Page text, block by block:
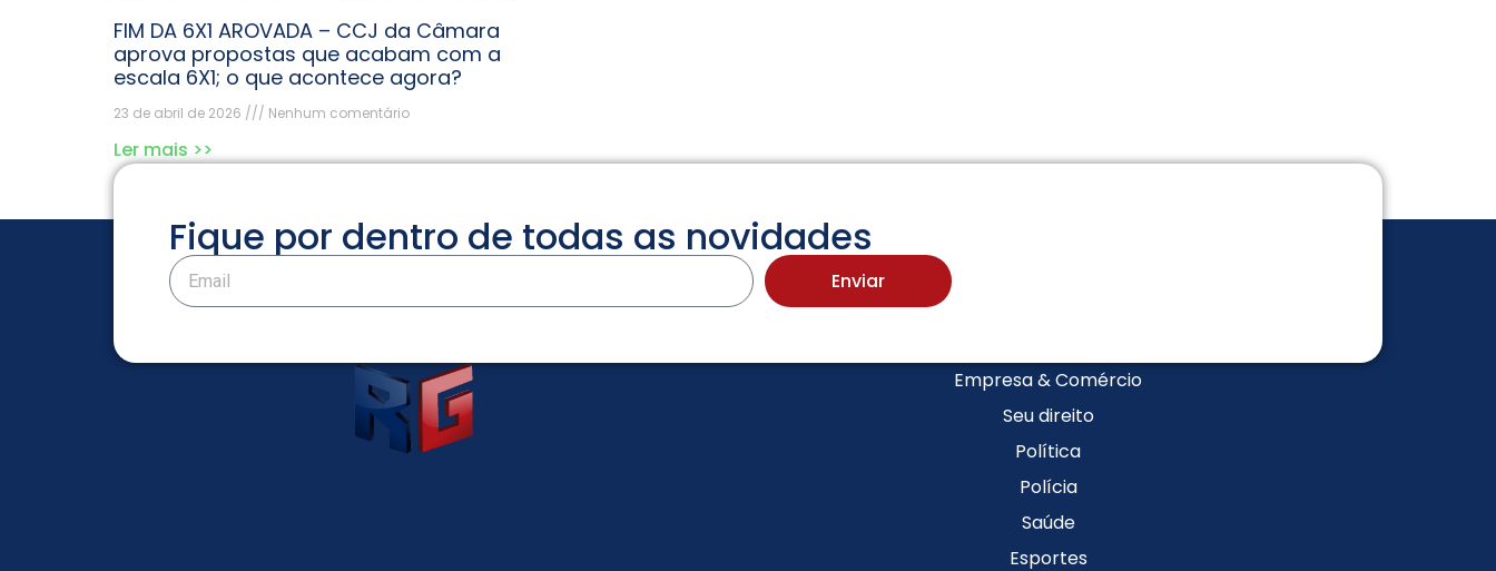
FIM DA 6X1 AROVADA – CCJ da Câmara
aprova propostas que acabam com a
escala 6X1; o que acontece agora?
23 de abril de 2026 Nenhum comentário
Ler mais >>
Fique por dentro de todas as novidades
Enviar
Empresa & Comércio
Seu direito
Política
Polícia
Saúde
Esportes